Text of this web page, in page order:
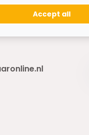
tot 17:00
Accept all